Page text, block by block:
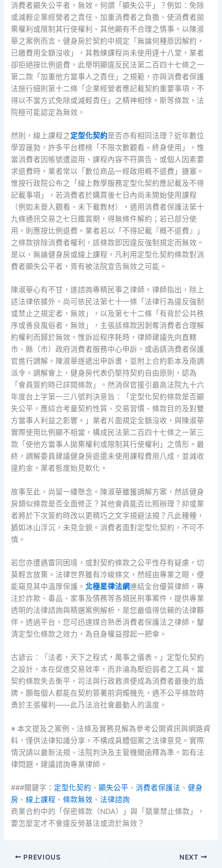
消費者顯失公平者，無效。何謂「顯失公平」？例如：免除
或減輕企業經營者之責任、加重消費者之負擔、使消費者拋
棄權利或限制其行使權利、其他顯有不合理之情事。以陳淑
華之案例而言，健身房於契約中規定「無論何種原因解約，
已繳費用全額沒收」，其教練課程尚未使用達十八堂，業者
卻拒絕按比例退費，此舉明顯違反民法第二百四十七條之一
第二款「加重他方當事人之責任」之規範，亦與消費者保護
法施行細則第十二條「企業經營者應記載契約重要事項，不
得以不當方式免除或減輕責任」之精神相悖。斯等條款，法
院極可能認定為無效。
然則，線上課程之定型化契約是否亦有相同法理？近年數位
學習蓬勃，許多平台標榜「不限次數觀看、終身使用」，惟
當消費者因帳號遭盜用、課程內容不符廣告、或個人因素要
求退費時，業者常以「數位商品一經啟用概不退費」搪塞。
惟按行政院公布之「線上教學服務定型化契約應記載及不得
記載事項」，若消費者於購買後七日內尚未開始使用課程
（例如未登入觀看、未下載教材），適用消費者保護法第十
九條通訊交易之七日鑑賞期，得無條件解約；若已部分使
用，則應按比例退費。業者若以「不得記載『概不退費』」
之條款排除消費者權利，該條款即因違反強制規定而無效。
是以，無論健身房或線上課程，凡利用定型化契約條款對消
費者顯失公平者，胥有被法院宣告無效之可能。
陳淑華心有不甘，遂諮詢專精民事之律師。律師指出，除上
述法律依據外，尚可依民法第七十一條「法律行為違反強制
或禁止之規定者，無效」，以及第七十二條「有背於公共秩
序或善良風俗者，無效」，主張該條款因剝奪消費者合理解
約權利而歸於無效。惟訴訟程序耗時，律師建議先向直轄
市、縣（市）政府消費者服務中心申訴，或函請消費者保護
官進行調解。陳淑華遂遞出申訴書，並附上合約影本及南調
派令。調解會上，健身房代表仍堅持契約自由原則，認為
「會員簽約時已詳閱條款」。然消保官援引最高法院九十六
年度台上字第一三八號判決意旨：「定型化契約條款是否顯
失公平，應綜合考量契約性質、交易習慣、條款目的及對雙
方當事人利益之影響。」業者片面規定全額沒收，與陳淑華
實際使用比例顯不相當，構成民法第二百四十七條之一第三
款「使他方當事人拋棄權利或限制其行使權利」之情形。最
終，調解委員建議健身房退還未使用課程費用八成，並減收
違約金。業者態度始見軟化。
故事至此，尚留一縷懸念。陳淑華雖獲調解方案，然該健身
房類似條款是否全面修正？其他會員能否比照辦理？抑或業
者將於下次簽約時改以更精巧之文字規避法規？凡此種種，
猶如冰山浮沉，未見全貌。消費者面對定型化契約，不可不
慎。
若您亦遭遇雷同困境，或對契約條款之公平性存有疑慮，切
莫輕言放棄。法律世界雖有冷峻條文，然經由專業之眼，便
能窺見其中溫厚保護。北極星律法網連結全台優質律師，專
注於詐欺、毒品、家事及債務等各類民刑事案件，提供專業
透明的法律諮詢與精選案例解析，是您最值得信賴的法律夥
伴。透過平台，您可迅速媒合熟悉消費者保護法之律師，釐
清定型化條款之效力，為自身權益撐起一把傘。
古諺云：「法者，天下之程式，萬事之儀表。」定型化契約
之設計，本在促進交易效率，而非淪為壓迫弱者之工具。當
契約條款失去衡平，司法與行政救濟便成為消費者最後的盾
牌。願每個人都能在契約簽署前洞燭機先，遇不公平條款時
勇於主張權利——此乃法治社會最動人的溫度。
※ 本文提及之案例、法條及實務見解為參考公開資訊與網路資
料，僅供法律知識分享，不構成具體個案之法律意見。實際
情況請以最新法規、法院判決及主管機關函釋為準。如有法
律問題，建議諮詢專業律師。
###關鍵字： 定型化契約 、顯失公平 、消費者保護法 、健身
房 、線上課程 、條款無效 、法律諮詢
商業合約中的「保密條款（NDA）」與「競業禁止條款」，
要怎麼定才不會違反勞基法或流於無效？
PREVIOUS NEXT